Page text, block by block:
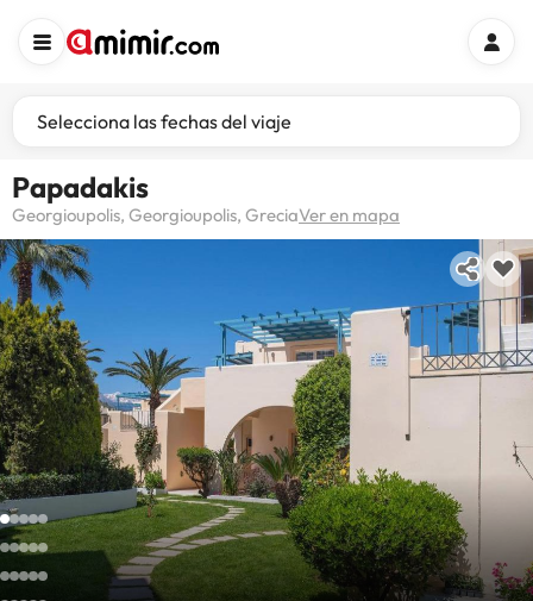
Selecciona las fechas del viaje
Papadakis
Georgioupolis, Georgioupolis, GreciaVer en mapa